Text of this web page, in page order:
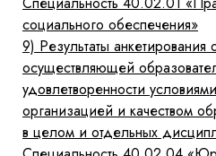
социального обеспечения»
9) Результаты
осуществляющей
удовлетворенности
организацией и качеством
в целом и отдельных